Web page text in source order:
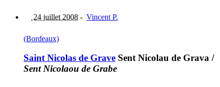
24 juillet 2008 - Vincent P.
(Bordeaux)
Saint Nicolas de Grave Sent Nicolau de Grava /
Sent Nicolaou de Grabe